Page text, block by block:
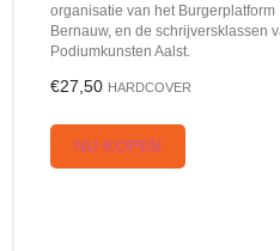
organisatie van het
Bernauw, en de schrijversklassen
Podiumkunsten Aalst.
€27,50 HARDCOVER
NU KOPEN